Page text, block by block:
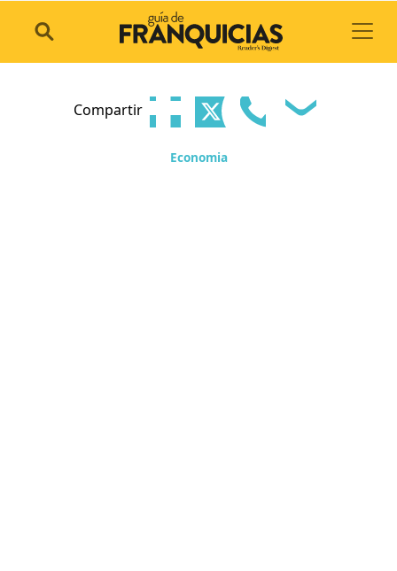
Compartir
Economia